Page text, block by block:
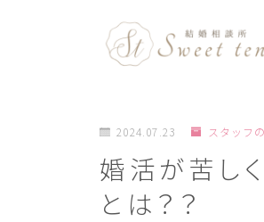
2024.07.23 スタッフ
婚活が苦し
とは？？